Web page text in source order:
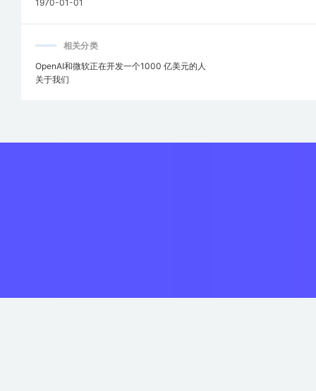
1970-01-01
相关分类
OpenAI和微软正在开发一个1000 亿美元的人
关于我们